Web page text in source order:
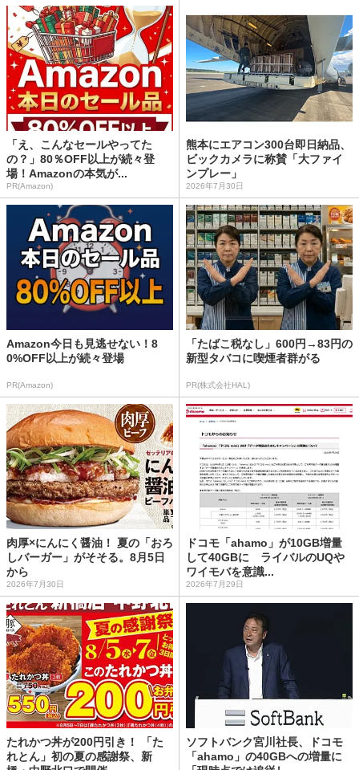
「え、こんなセールやってた
の？」80％OFF以上が続々登
場！Amazonの本気が...
PR(Amazon)
熊本にエアコン300台即日納品、
ビックカメラに称賛「大ファイ
ンプレー」
2026年7月30日
Amazon今日も見逃せない！8
0%OFF以上が続々登場
PR(Amazon)
「たばこ税なし」600円→83円の
新型タバコに喫煙者群がる
PR(株式会社HAL)
肉厚×にんにく醤油！ 夏の「おろ
しバーガー」がそそる。8月5日
から
2026年7月30日
ドコモ「ahamo」が10GB増量
して40GBに ライバルのUQや
ワイモバを意識...
2026年7月29日
たれかつ丼が200円引き！ 「た
れとん」初の夏の感謝祭、新
ソフトバンク宮川社長、ドコモ
「ahamo」の40GBへの増量に